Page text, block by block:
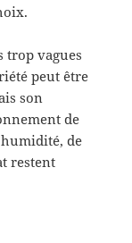
trop vagues
peut être
son
de
de
restent